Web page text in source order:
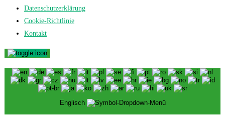
Datenschutzerklärung
Cookie-Richtlinie
Kontakt
Englisch